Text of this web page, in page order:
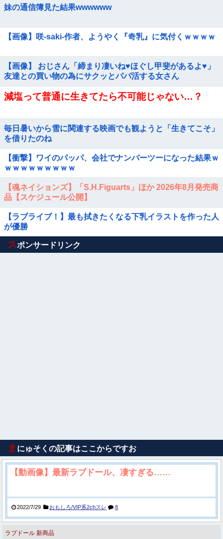
妹の通信簿見た結果wwwwww
【画像】咲-saki-作者、ようやく『奇乳』に気付くｗｗｗｗ
【画像】 おじさん「締まり凄いね♥ほぐし甲斐があるよ♥」
友達との買い物の為にサクッとパパ活する女さん
減塩って普通に生きてたら不可能じゃない…？
毎日暑いから雪に関連する映画でも観ようと「生きてこそ」
を借りたのね
【衝撃】ワイのパッパ、会社でナンバーツーになった結果ｗ
ｗｗｗｗｗｗｗｗｗ
【魂ネイションズ】「S.H.Figuarts」ほか 2026年8月発売商
品【スケジュール公開】
【ラブライブ！】最も拭きたくなる下乳イラストを作った人
が優勝
Powered by livedoor 相互RSS
スポンサードリンク
ま にゅそくの記事はここからですお
【動画像】最新ラブドール、凄すぎる……
2022/7/29 おもしろ/VIP系2chスレ 8
ラブドール 新商品